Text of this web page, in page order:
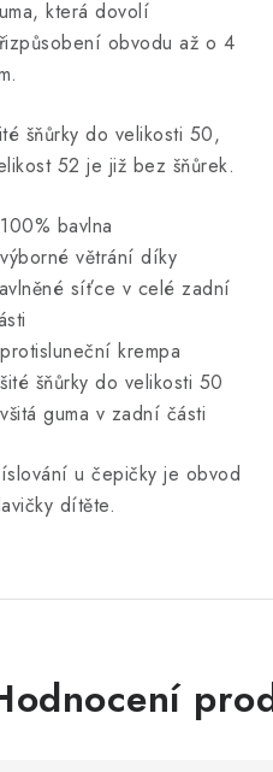
která dovolí
obvodu až o 4
šňůrky do velikosti 50,
52 je již bez šňůrek.
bavlna
větrání díky
síťce v celé zadní
krempa
šňůrky do velikosti 50
guma v zadní části
u čepičky je obvod
dítěte.